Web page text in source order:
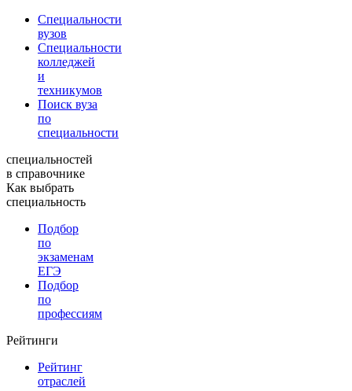
Специальности
вузов
Специальности
колледжей
и
техникумов
Поиск вуза
по
специальности
специальностей
в справочнике
Как выбрать
специальность
Подбор
по
экзаменам
ЕГЭ
Подбор
по
профессиям
Рейтинги
Рейтинг
отраслей